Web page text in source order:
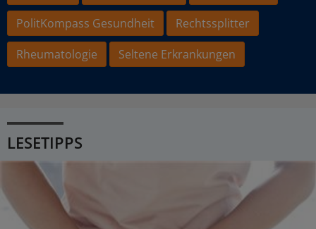
PolitKompass Gesundheit
Rechtssplitter
Rheumatologie
Seltene Erkrankungen
LESETIPPS